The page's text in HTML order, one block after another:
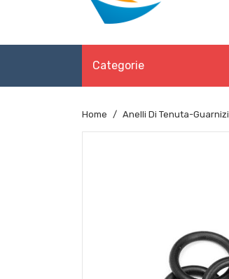
Categorie
Home Anelli Di Tenuta-